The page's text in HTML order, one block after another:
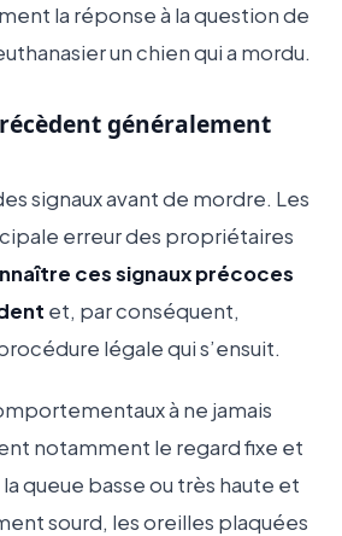
la réponse à la question de
un chien qui a mordu.
généralement
signaux avant de mordre. Les
erreur des propriétaires
ces signaux précoces
et, par conséquent,
légale qui s’ensuit.
à ne jamais
notamment le regard fixe et
queue basse ou très haute et
sourd, les oreilles plaquées